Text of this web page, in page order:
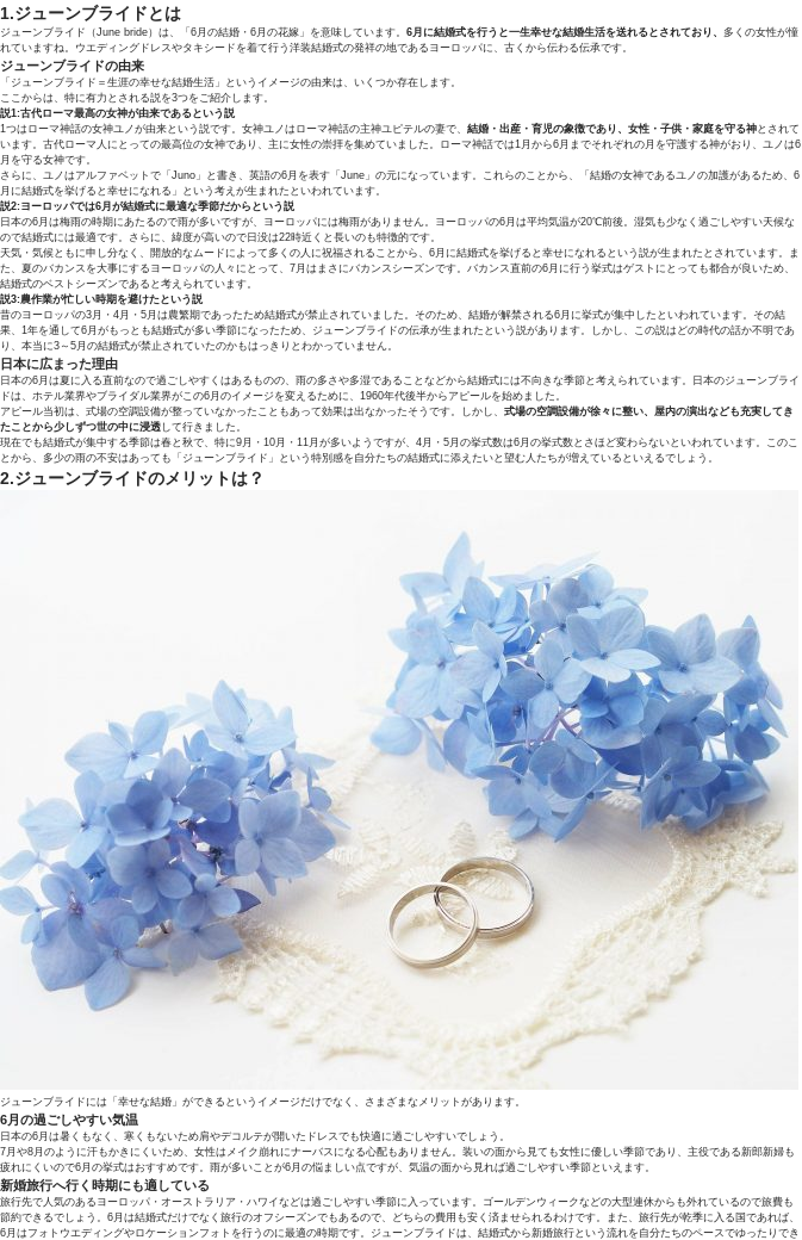
1.ジューンブライドとは
ジューンブライド（June bride）は、「6月の結婚・6月の花嫁」を意味しています。 6月に結婚式を行うと一生幸せな結婚生活を送れるとされており、 多くの女性が憧
れていますね。ウエディングドレスやタキシードを着て行う洋装結婚式の発祥の地であるヨーロッパに、古くから伝わる伝承です。
ジューンブライドの由来
「ジューンブライド＝生涯の幸せな結婚生活」というイメージの由来は、いくつか存在します。
ここからは、特に有力とされる説を3つをご紹介します。
説1:古代ローマ最高の女神が由来であるという説
1つはローマ神話の女神ユノが由来という説です。女神ユノはローマ神話の主神ユピテルの妻で、 結婚・出産・育児の象徴であり、女性・子供・家庭を守る神とされて
います。古代ローマ人にとっての最高位の女神であり、主に女性の崇拝を集めていました。ローマ神話では1月から6月までそれぞれの月を守護する神がおり、ユノは6
月を守る女神です。
さらに、ユノはアルファベットで「Juno」と書き、英語の6月を表す「June」の元になっています。これらのことから、「結婚の女神であるユノの加護があるため、6
月に結婚式を挙げると幸せになれる」という考えが生まれたといわれています。
説2:ヨーロッパでは6月が結婚式に最適な季節だからという説
日本の6月は梅雨の時期にあたるので雨が多いですが、ヨーロッパには梅雨がありません。ヨーロッパの6月は平均気温が20℃前後。湿気も少なく過ごしやすい天候な
ので結婚式には最適です。さらに、緯度が高いので日没は22時近くと長いのも特徴的です。
天気・気候ともに申し分なく、開放的なムードによって多くの人に祝福されることから、6月に結婚式を挙げると幸せになれるという説が生まれたとされています。ま
た、夏のバカンスを大事にするヨーロッパの人々にとって、7月はまさにバカンスシーズンです。バカンス直前の6月に行う挙式はゲストにとっても都合が良いため、
結婚式のベストシーズンであると考えられています。
説3:農作業が忙しい時期を避けたという説
昔のヨーロッパの3月・4月・5月は農繁期であったため結婚式が禁止されていました。そのため、結婚が解禁される6月に挙式が集中したといわれています。その結
果、1年を通して6月がもっとも結婚式が多い季節になったため、ジューンブライドの伝承が生まれたという説があります。しかし、この説はどの時代の話か不明であ
り、本当に3～5月の結婚式が禁止されていたのかもはっきりとわかっていません。
日本に広まった理由
日本の6月は夏に入る直前なので過ごしやすくはあるものの、雨の多さや多湿であることなどから結婚式には不向きな季節と考えられています。日本のジューンブライ
ドは、ホテル業界やブライダル業界がこの6月のイメージを変えるために、1960年代後半からアピールを始めました。
アピール当初は、式場の空調設備が整っていなかったこともあって効果は出なかったそうです。しかし、 式場の空調設備が徐々に整い、屋内の演出なども充実してき
たことから少しずつ世の中に浸透 して行きました。
現在でも結婚式が集中する季節は春と秋で、特に9月・10月・11月が多いようですが、4月・5月の挙式数は6月の挙式数とさほど変わらないといわれています。このこ
とから、多少の雨の不安はあっても「ジューンブライド」という特別感を自分たちの結婚式に添えたいと望む人たちが増えているといえるでしょう。
2.ジューンブライドのメリットは？
ジューンブライドには「幸せな結婚」ができるというイメージだけでなく、さまざまなメリットがあります。
6月の過ごしやすい気温
日本の6月は暑くもなく、寒くもないため肩やデコルテが開いたドレスでも快適に過ごしやすいでしょう。
7月や8月のように汗もかきにくいため、女性はメイク崩れにナーバスになる心配もありません。装いの面から見ても女性に優しい季節であり、主役である新郎新婦も
疲れにくいので6月の挙式はおすすめです。雨が多いことが6月の悩ましい点ですが、気温の面から見れば過ごしやすい季節といえます。
新婚旅行へ行く時期にも適している
旅行先で人気のあるヨーロッパ・オーストラリア・ハワイなどは過ごしやすい季節に入っています。ゴールデンウィークなどの大型連休からも外れているので旅費も
節約できるでしょう。6月は結婚式だけでなく旅行のオフシーズンでもあるので、どちらの費用も安く済ませられるわけです。また、旅行先が乾季に入る国であれば、
6月はフォトウエディングやロケーションフォトを行うのに最適の時期です。ジューンブライドは、結婚式から新婚旅行という流れを自分たちのペースでゆったりでき